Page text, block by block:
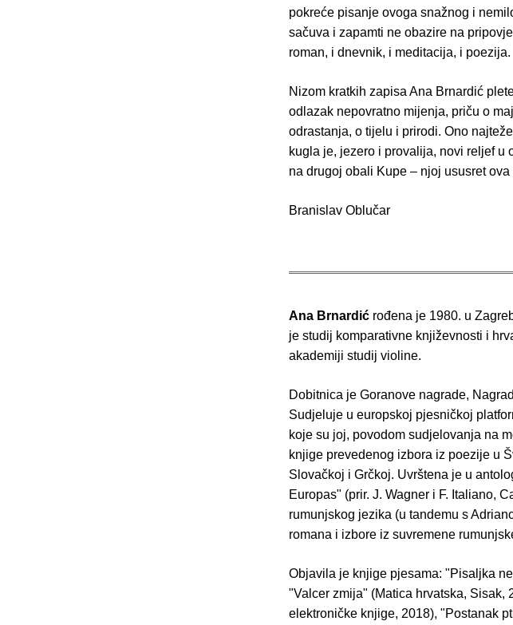
pokreće pisanje ovoga snažnog i
sačuva i zapamti ne obazire na
roman, i dnevnik, i meditacija, i poezija.
Nizom kratkih zapisa Ana Brnardić
odlazak nepovratno mijenja, priču o
odrastanja, o tijelu i prirodi. Ono
kugla je, jezero i provalija, novi reljef u
na drugoj obali Kupe – njoj ususret
Branislav Oblučar
Ana Brnardić rođena je 1980. u
je studij komparativne književnosti i
akademiji studij violine.
Dobitnica je Goranove nagrade,
Sudjeluje u europskoj pjesničkoj
koje su joj, povodom sudjelovanja na
knjige prevedenog izbora iz poezije u
Slovačkoj i Grčkoj. Uvrštena je u
Europas" (prir. J. Wagner i F. Italiano,
rumunjskog jezika (u tandemu s
romana i izbore iz suvremene
Objavila je knjige pjesama: "Pisaljka
"Valcer zmija" (Matica hrvatska,
elektroničke knjige, 2018), "Postanak